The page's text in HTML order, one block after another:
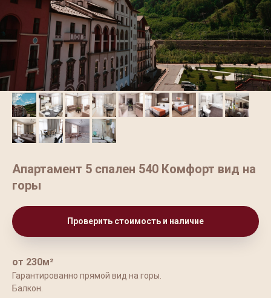
Апартамент 5 спален 540 Комфорт вид на
горы
Проверить стоимость и наличие
от 230м²
Гарантированно прямой вид на горы.
Балкон.